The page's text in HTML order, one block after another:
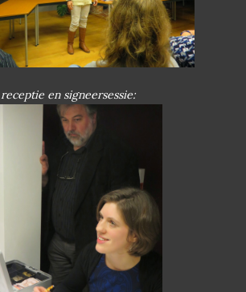
receptie en signeersessie: